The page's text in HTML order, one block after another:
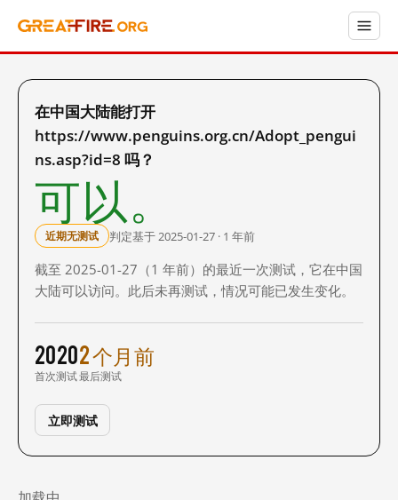
在中国大陆能打开
https://www.penguins.org.cn/Adopt_pengui
ns.asp?id=8 吗？
可以。
近期无测试 判定基于 2025-01-27 · 1 年前
截至 2025-01-27（1 年前）的最近一次测试，它在中国
大陆可以访问。此后未再测试，情况可能已发生变化。
2020
首次测试
2 个月前
最后测试
立即测试